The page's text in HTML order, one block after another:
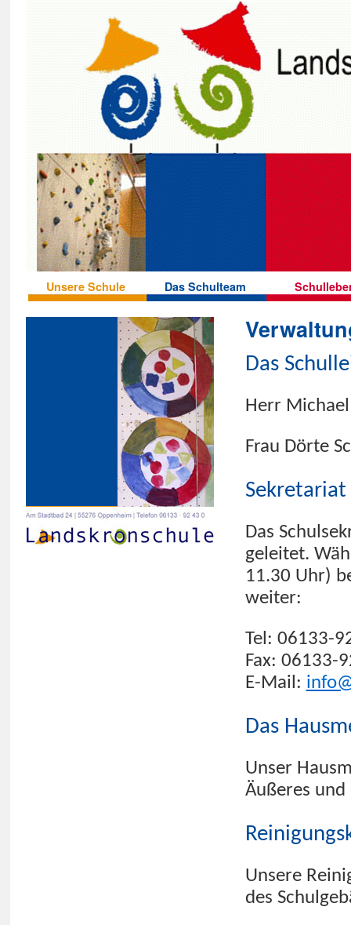
Unsere Schule Das Schulteam
Das
Herr
Frau Dörte
Sekretariat
Das
geleitet.
11.30 Uhr)
weiter:
Tel: 06133-
Fax: 06133-
E-Mail:
Das
Unser
Äußeres und
Unsere
des